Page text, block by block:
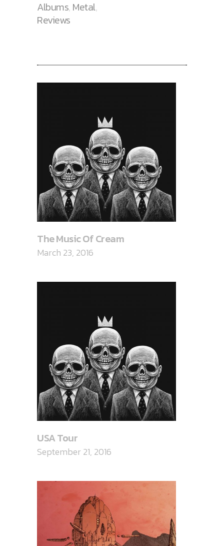
Albums, Metal,
Reviews
The Music Of Cream
March 23, 2016
USA Tour
September 21, 2016